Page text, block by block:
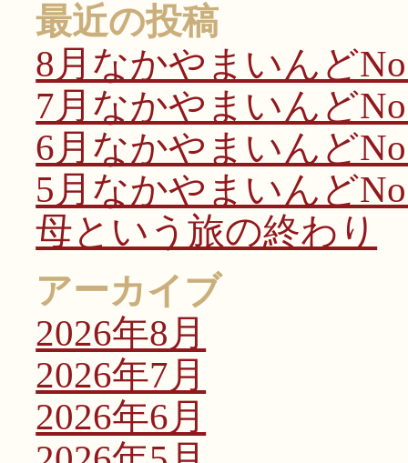
最近の投稿
8月なかやまいんど
7月なかやまいんど
6月なかやまいんど
5月なかやまいんど
母という旅の終わり
アーカイブ
2026年8月
2026年7月
2026年6月